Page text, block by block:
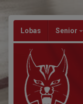
Lobas Senior